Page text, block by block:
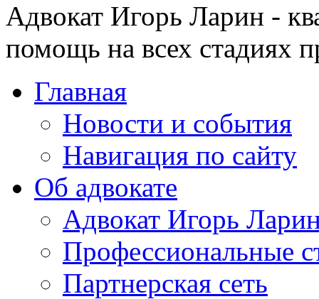
Адвокат Игорь Ларин -
помощь на всех стадиях
Главная
Новости и события
Навигация по сайту
Об адвокате
Адвокат Игорь
Профессиональные
Партнерская сеть